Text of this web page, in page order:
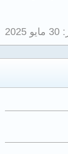
30 مايو 2025